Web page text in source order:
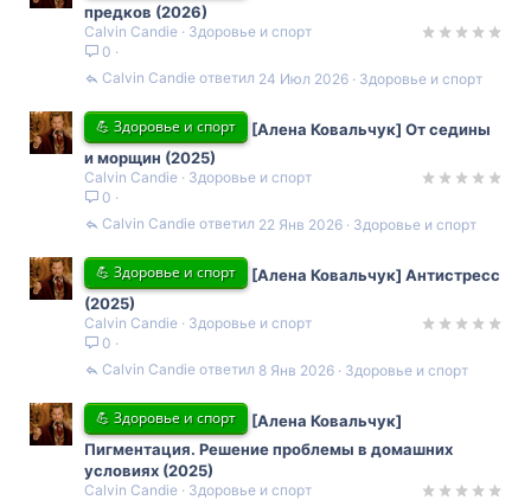
предков (2026)
Calvin Candie
Здоровье и спорт
0
Здоровье и спорт
24 Июл 2026
Calvin Candie
💪 Здоровье и спорт
[Алена Ковальчук] От седины
и морщин (2025)
Calvin Candie
Здоровье и спорт
0
Здоровье и спорт
22 Янв 2026
Calvin Candie
💪 Здоровье и спорт
[Алена Ковальчук] Антистресс
(2025)
Calvin Candie
Здоровье и спорт
0
Здоровье и спорт
8 Янв 2026
Calvin Candie
💪 Здоровье и спорт
[Алена Ковальчук]
Пигментация. Решение проблемы в домашних
условиях (2025)
Calvin Candie
Здоровье и спорт